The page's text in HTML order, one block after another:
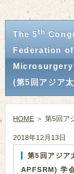
The 5th
Federation
Microsurgery
(第5回アジア
HOME ＞ 第5回ア
2018年12月13日
第5回アジ
APFSRM) 学